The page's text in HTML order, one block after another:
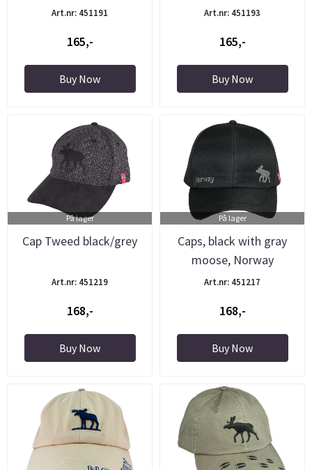
Art.nr: 451191
165,-
Buy Now
Art.nr: 451193
165,-
Buy Now
På lager
Cap Tweed black/grey
Art.nr: 451219
168,-
Buy Now
På lager
Caps, black with gray
moose, Norway
Art.nr: 451217
168,-
Buy Now